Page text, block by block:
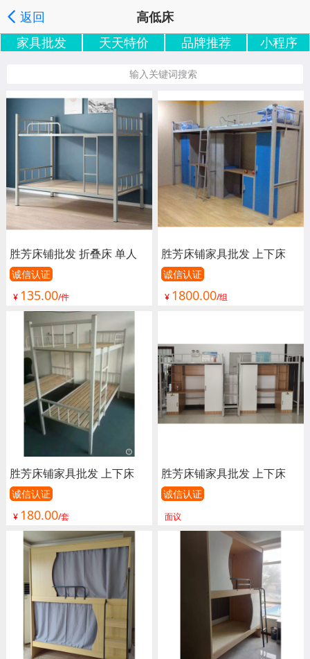
返回 高低床
家具批发搜索|按分类浏览|按地区浏览', '取消');">
家具批发 天天特价 品牌推荐 小程序
输入关键词搜索
胜芳床铺批发 折叠床 单人
床 双人床 高低床 午休床 行
军床 简易床 铁质板床 板床
批发 长青家具
诚信认证
¥ 135.00/件
胜芳床铺家具批发 上下床
单人床 双人床 童床 公寓床
连体床 铁床 双层 上下铺 高
诚信认证
¥ 1800.00/组
胜芳床铺家具批发 上下床
单人床 双人床 童床 公寓床
连体床 铁床 双层 上下铺 高
低床 宿舍床 瑞鑫家具
诚信认证
¥ 180.00/套
胜芳床铺家具批发 上下床
单人床 双人床 童床 公寓床
连体床 铁床 双层 上下铺 高
低床 宿舍床 学校 工地 汇鑫
诚信认证
面议